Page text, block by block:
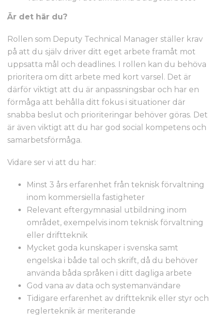
Är det här du?
Rollen som Deputy Technical Manager ställer krav
på att du själv driver ditt eget arbete framåt mot
uppsatta mål och deadlines. I rollen kan du behöva
prioritera om ditt arbete med kort varsel. Det är
därför viktigt att du är anpassningsbar och har en
förmåga att behålla ditt fokus i situationer där
snabba beslut och prioriteringar behöver göras. Det
är även viktigt att du har god social kompetens och
samarbetsförmåga.
Vidare ser vi att du har:
Minst 3 års erfarenhet från teknisk förvaltning
inom kommersiella fastigheter
Relevant eftergymnasial utbildning inom
området, exempelvis inom teknisk förvaltning
eller driftteknik
Mycket goda kunskaper i svenska samt
engelska i både tal och skrift, då du behöver
använda båda språken i ditt dagliga arbete
God vana av data och systemanvändare
Tidigare erfarenhet av driftteknik eller styr och
reglerteknik är meriterande